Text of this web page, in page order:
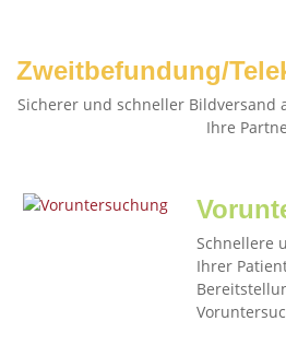
Zweitbefundung/
Sicherer und schneller Bildversand
Ihre
Schnellere
Ihrer